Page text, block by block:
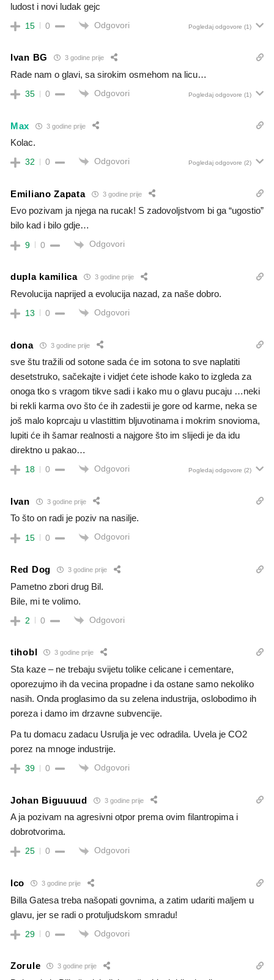
ludost i novi ludak gejc
15 0 Odgovori Pogledaj odgovore (1)
Ivan BG 3 godine prije
Rade nam o glavi, sa sirokim osmehom na licu…
35 0 Odgovori Pogledaj odgovore (1)
Max 3 godine prije
Kolac.
32 0 Odgovori Pogledaj odgovore (2)
Emiliano Zapata 3 godine prije
Evo pozivam ja njega na rucak! S zadovoljstvom bi ga “ugostio”
bilo kad i bilo gdje…
9 0 Odgovori
dupla kamilica 3 godine prije
Revolucija naprijed a evolucija nazad, za naše dobro.
13 0 Odgovori
dona 3 godine prije
sve štu tražili od sotone sada će im sotona to sve naplatiti
desetstruko, sačekajte i vidjet ćete ishode kako to izgleda za
onoga tko s vragom tikve sadi i kako mu o glavu pucaju …neki
bi rekli karma ovo što će ih zadestii je gore od karme, neka se
još malo koprcaju u vlastittim bljuvotinama i mokrim snovioma,
lupiti će ih šamar realnosti a najgore što im slijedi je da idu
direktno u pakao…
18 0 Odgovori Pogledaj odgovore (2)
Ivan 3 godine prije
To što on radi je poziv na nasilje.
15 0 Odgovori
Red Dog 3 godine prije
Pametno zbori drug Bil.
Bile, mi te volimo.
2 0 Odgovori
tihobl 3 godine prije
Sta kaze – ne trebaju svijetu tolike celicane i cementare,
oporezujmo ih da vecina propadne i da ostane samo nekoliko
nasih. Onda proglasimo da su zelena industrija, oslobodimo ih
poreza i damo im drzavne subvencije.
Pa tu domacu zadacu Usrulja je vec odradila. Uvela je CO2
porez na mnoge industrije.
39 0 Odgovori
Johan Biguuuud 3 godine prije
A ja pozivam na agresivni otpor prema ovim filantropima i
dobrotvorima.
25 0 Odgovori
Ico 3 godine prije
Billa Gatesa treba našopati govnima, a zatim udariti maljem u
glavu, jer se radi o protuljudskom smradu!
29 0 Odgovori
Zorule 3 godine prije